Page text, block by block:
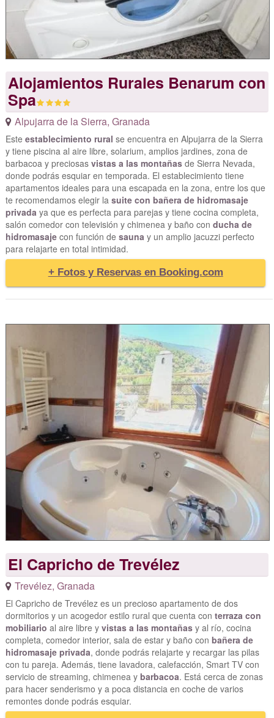
Alojamientos Rurales Benarum con
Spa
Alpujarra de la Sierra, Granada
Este establecimiento rural se encuentra en Alpujarra de la Sierra
y tiene piscina al aire libre, solarium, amplios jardines, zona de
barbacoa y preciosas vistas a las montañasde Sierra Nevada,
donde podrás esquiar en temporada. El establecimiento tiene
apartamentos ideales para una escapada en la zona, entre los que
te recomendamos elegir la suite con bañera de hidromasaje
privada ya que es perfecta para parejas y tiene cocina completa,
salón comedor con televisión y chimenea y baño con ducha de
hidromasajecon función de sauna y un amplio jacuzzi perfecto
para relajarte en total intimidad.
+ Fotos y Reservas en Booking.com
El Capricho de Trevélez
Trevélez, Granada
El Capricho de Trevélez es un precioso apartamento de dos
dormitorios y un acogedor estilo rural que cuenta con terraza con
mobiliario al aire libre y vistas a las montañasy al río, cocina
completa, comedor interior, sala de estar y baño con bañera de
hidromasaje privada, donde podrás relajarte y recargar las pilas
con tu pareja. Además, tiene lavadora, calefacción, Smart TV con
servicio de streaming, chimenea y barbacoa. Está cerca de zonas
para hacer senderismo y a poca distancia en coche de varios
remontes donde podrás esquiar.